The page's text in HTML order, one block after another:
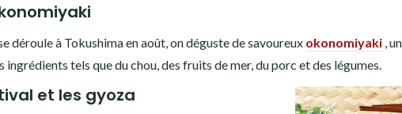
déroule à Tokushima en août, on déguste de savoureux okonomiyaki ,
tels que du chou, des fruits de mer, du porc et des légumes.
et les gyoza